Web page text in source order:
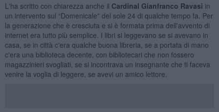
L'ha scritto con chiarezza anche il Cardinal Gianfranco Ravasi in
un intervento sul “Domenicale” del sole 24 di qualche tempo fa. Per
la generazione che è cresciuta e si è formata prima dell'avvento di
internet era tutto più semplice. I libri si leggevano se si avevano in
casa, se in città c'era qualche buona libreria, se a portata di mano
c'era una biblioteca decente, con bibliotecari che non fossero
magazzinieri svogliati, se si incontrava un insegnante che ti faceva
venire la voglia di leggere, se avevi un amico lettore.